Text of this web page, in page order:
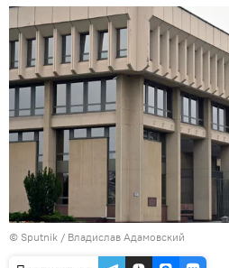
© Sputnik / Владислав Адамовский